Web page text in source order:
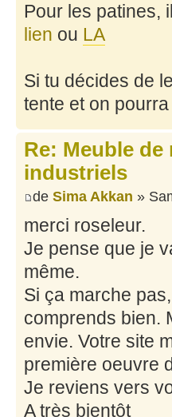
Pour les patines,
lien ou LA
Si tu décides de
tente et on
Re: Meuble
industriels
de Sima Akkan »
merci roseleur.
Je pense que je
même.
Si ça marche
comprends bien.
envie. Votre site
première oeuvre
Je reviens vers
A très bientôt